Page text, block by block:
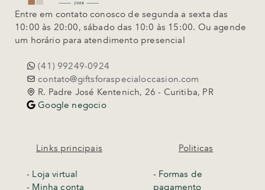
Entre em contato conosco de segunda a sexta das
10:00 às 20:00, sábado das 10:0 às 15:00. Ou agende
um horário para atendimento presencial
(41) 99249-0924
contato@giftsforaspecialoccasion.com
R. Padre José Kentenich, 26 - Curitiba, PR
Google negocio
Links principais
- Loja virtual
- Minha conta
Politicas
- Formas de
pagamento